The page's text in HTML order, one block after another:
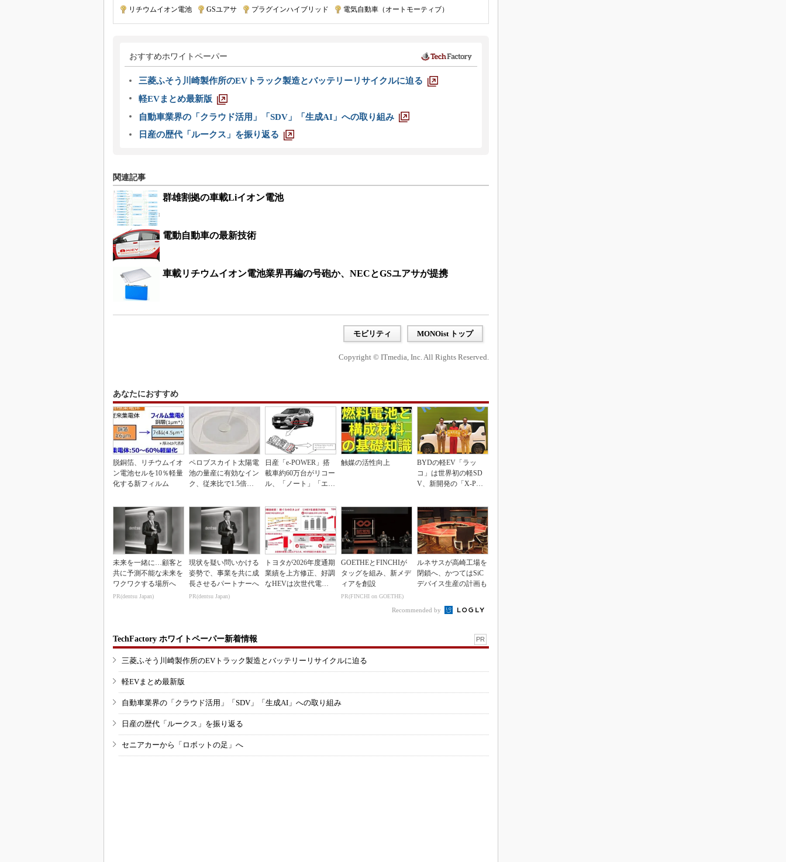
リチウムイオン電池 GSユアサ プラグインハイブリッド 電気自動車（オートモーティブ）
おすすめホワイトペーパー
三菱ふそう川崎製作所のEVトラック製造とバッテリーリサイクルに迫る
軽EVまとめ最新版
自動車業界の「クラウド活用」「SDV」「生成AI」への取り組み
日産の歴代「ルークス」を振り返る
関連記事
群雄割拠の車載Liイオン電池
電動自動車の最新技術
車載リチウムイオン電池業界再編の号砲か、NECとGSユアサが提携
モビリティ MONOist トップ
Copyright © ITmedia, Inc. All Rights Reserved.
あなたにおすすめ
脱銅箔、リチウムイオ
ン電池セルを10％軽量
化する新フィルム
ペロブスカイト太陽電
池の量産に有効なイン
ク、従来比で1.5倍の
日産「e-POWER」搭
載車約60万台がリコー
ル、「ノート」「エク
触媒の活性向上
BYDの軽EV「ラッ
コ」は世界初の軽SD
V、新開発の「X-PAC
未来を一緒に…顧客と
共に予測不能な未来を
ワクワクする場所へ
PR(dentsu Japan)
現状を疑い問いかける
姿勢で、事業を共に成
長させるパートナーへ
PR(dentsu Japan)
トヨタが2026年度通期
業績を上方修正、好調
なHEVは次世代電池
GOETHEとFINCHIが
タッグを組み、新メデ
ィアを創設
PR(FINCHI on GOETHE)
ルネサスが高崎工場を
閉鎖へ、かつてはSiC
デバイス生産の計画も
Recommended by
TechFactory ホワイトペーパー新着情報 PR
三菱ふそう川崎製作所のEVトラック製造とバッテリーリサイクルに迫る
軽EVまとめ最新版
自動車業界の「クラウド活用」「SDV」「生成AI」への取り組み
日産の歴代「ルークス」を振り返る
セニアカーから「ロボットの足」へ